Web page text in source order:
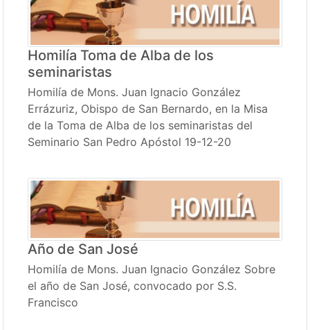
Homilía Toma de Alba de los
seminaristas
Homilía de Mons. Juan Ignacio González
Errázuriz, Obispo de San Bernardo, en la Misa
de la Toma de Alba de los seminaristas del
Seminario San Pedro Apóstol 19-12-20
Año de San José
Homilía de Mons. Juan Ignacio González Sobre
el año de San José, convocado por S.S.
Francisco